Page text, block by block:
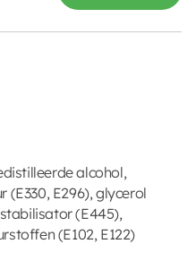
alcohol,
(E330, E296), glycerol
(E445),
(E102, E122)